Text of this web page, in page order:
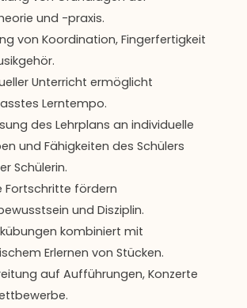
und -praxis.
von Koordination, Fingerfertigkeit
Unterricht ermöglicht
Lerntempo.
des Lehrplans an individuelle
und Fähigkeiten des Schülers
Schülerin.
Fortschritte fördern
und Disziplin.
kombiniert mit
Erlernen von Stücken.
auf Aufführungen, Konzerte